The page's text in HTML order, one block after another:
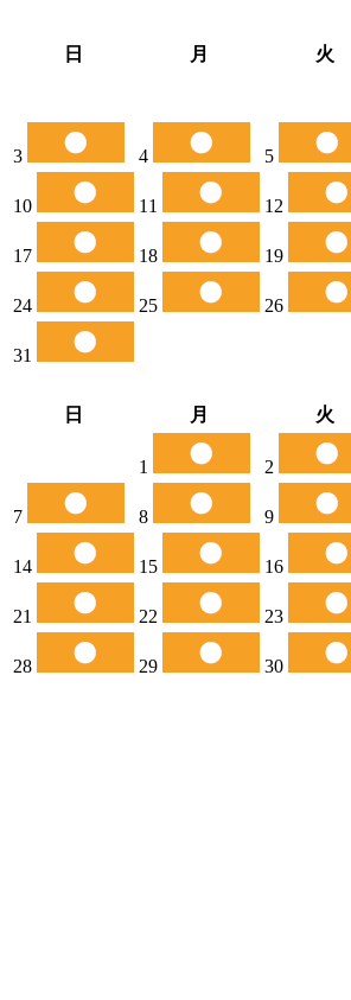
日
月 火
3 4 5
10 11 12
17 18 19
24 25 26
31
日
月 火
1 2
7 8 9
14 15 16
21 22 23
28 29 30